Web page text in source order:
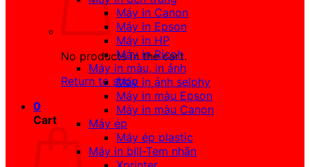
No products in the cart.
Return to shop
0
Cart
Máy in Canon
Máy in Epson
Máy in HP
Máy in Ricoh
Máy in màu, in ảnh
Máy in ảnh selphy
Máy in màu Epson
Máy in màu Canon
Máy ép
Máy ép plastic
Máy in bill-Tem nhãn